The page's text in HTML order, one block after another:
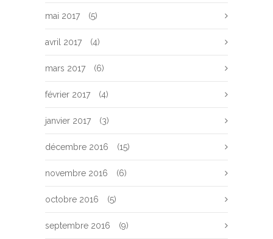
mai 2017 (5)
avril 2017 (4)
mars 2017 (6)
février 2017 (4)
janvier 2017 (3)
décembre 2016 (15)
novembre 2016 (6)
octobre 2016 (5)
septembre 2016 (9)